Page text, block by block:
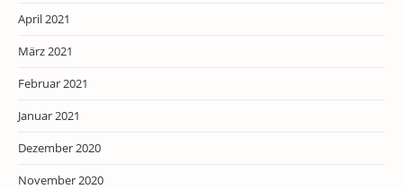
April 2021
März 2021
Februar 2021
Januar 2021
Dezember 2020
November 2020